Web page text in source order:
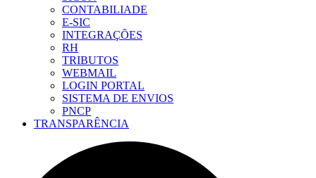
CONTABILIADE
E-SIC
INTEGRAÇÕES
RH
TRIBUTOS
WEBMAIL
LOGIN PORTAL
SISTEMA DE ENVIOS
PNCP
TRANSPARÊNCIA